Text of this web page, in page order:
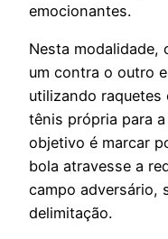
emocionantes.
Nesta modalidade,
um contra o outro
utilizando raquetes
tênis própria para
objetivo é marcar
bola atravesse a
campo adversário,
delimitação.